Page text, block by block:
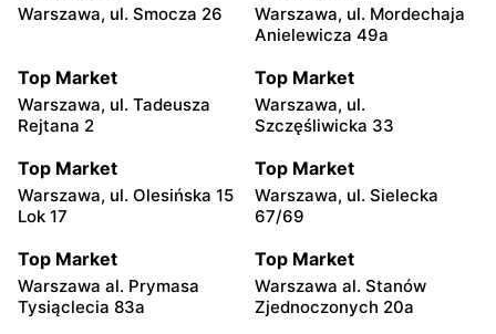
Warszawa, ul. Smocza 26
Warszawa, ul. Mordechaja
Anielewicza 49a
Top Market
Warszawa, ul. Tadeusza
Rejtana 2
Top Market
Warszawa, ul.
Szczęśliwicka 33
Top Market
Warszawa, ul. Olesińska 15
Lok 17
Top Market
Warszawa, ul. Sielecka
67/69
Top Market
Warszawa al. Prymasa
Tysiąclecia 83a
Top Market
Warszawa al. Stanów
Zjednoczonych 20a